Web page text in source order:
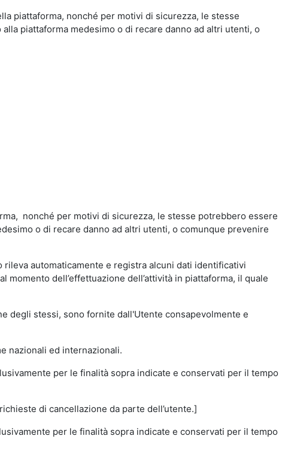
piattaforma, nonché per motivi di sicurezza, le stesse
piattaforma medesimo o di recare danno ad altri utenti, o
nonché per motivi di sicurezza, le stesse potrebbero essere
o di recare danno ad altri utenti, o comunque prevenire
automaticamente e registra alcuni dati identificativi
dell’effettuazione dell’attività in piattaforma, il quale
degli stessi, sono fornite dall'Utente consapevolmente e
nazionali ed internazionali.
per le finalità sopra indicate e conservati per il tempo
di cancellazione da parte dell’utente.]
per le finalità sopra indicate e conservati per il tempo